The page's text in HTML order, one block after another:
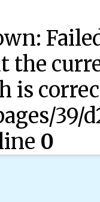
the
is
39/
0